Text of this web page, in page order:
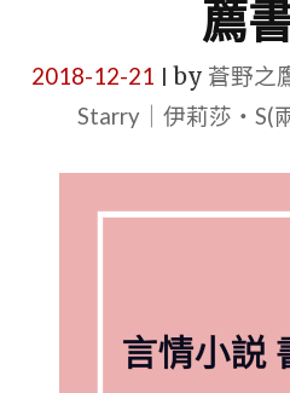
薦
2018-12-21 by 蒼野之
Starry｜伊莉莎・S(